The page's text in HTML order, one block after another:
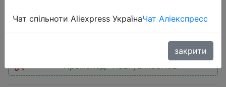
$15.6
Промокод:"ASZnyzhkaUA02"
Чат спільноти Aliexpress УкраїнаЧат Аліекспресс
закрити